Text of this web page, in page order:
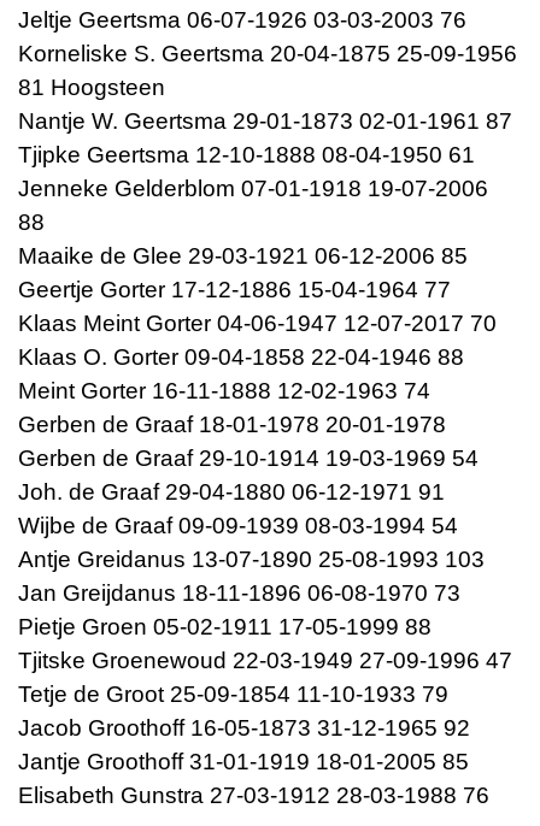
Jeltje Geertsma 06-07-1926 03-03-2003 76
Korneliske S. Geertsma 20-04-1875 25-09-1956
81 Hoogsteen
Nantje W. Geertsma 29-01-1873 02-01-1961 87
Tjipke Geertsma 12-10-1888 08-04-1950 61
Jenneke Gelderblom 07-01-1918 19-07-2006
88
Maaike de Glee 29-03-1921 06-12-2006 85
Geertje Gorter 17-12-1886 15-04-1964 77
Klaas Meint Gorter 04-06-1947 12-07-2017 70
Klaas O. Gorter 09-04-1858 22-04-1946 88
Meint Gorter 16-11-1888 12-02-1963 74
Gerben de Graaf 18-01-1978 20-01-1978
Gerben de Graaf 29-10-1914 19-03-1969 54
Joh. de Graaf 29-04-1880 06-12-1971 91
Wijbe de Graaf 09-09-1939 08-03-1994 54
Antje Greidanus 13-07-1890 25-08-1993 103
Jan Greijdanus 18-11-1896 06-08-1970 73
Pietje Groen 05-02-1911 17-05-1999 88
Tjitske Groenewoud 22-03-1949 27-09-1996 47
Tetje de Groot 25-09-1854 11-10-1933 79
Jacob Groothoff 16-05-1873 31-12-1965 92
Jantje Groothoff 31-01-1919 18-01-2005 85
Elisabeth Gunstra 27-03-1912 28-03-1988 76